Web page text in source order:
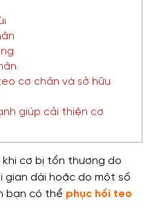
cơ chân và sở hữu
giúp cải thiện cơ
khi cơ bị tổn thương do
gian dài hoặc do một số
bạn có thể phục hồi teo